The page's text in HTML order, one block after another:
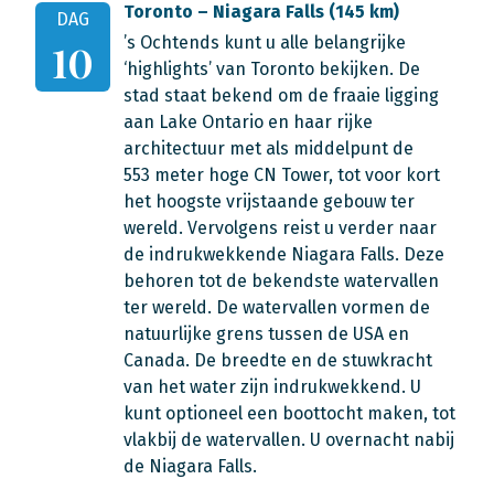
DAG
10
Toronto – Niagara Falls (145 km)
’s Ochtends kunt u alle belangrijke
‘highlights’ van Toronto bekijken. De
stad staat bekend om de fraaie ligging
aan Lake Ontario en haar rijke
architectuur met als middelpunt de
553 meter hoge CN Tower, tot voor kort
het hoogste vrijstaande gebouw ter
wereld. Vervolgens reist u verder naar
de indrukwekkende Niagara Falls. Deze
behoren tot de bekendste watervallen
ter wereld. De watervallen vormen de
natuurlijke grens tussen de USA en
Canada. De breedte en de stuwkracht
van het water zijn indrukwekkend. U
kunt optioneel een boottocht maken, tot
vlakbij de watervallen. U overnacht nabij
de Niagara Falls.